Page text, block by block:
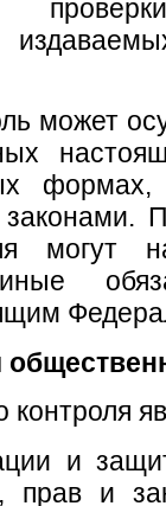
может
формах,
могут
и
прав и